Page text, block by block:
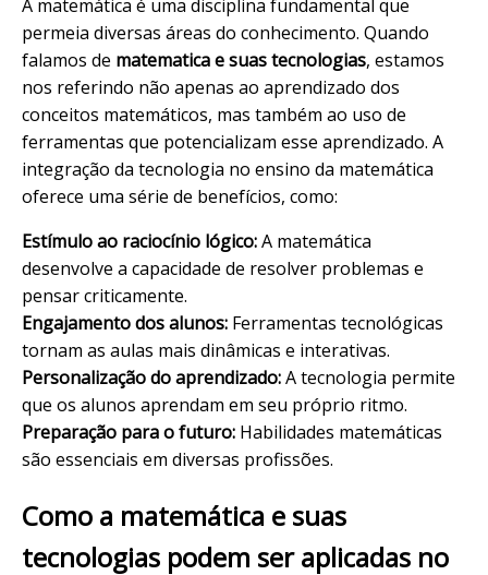
A matemática é uma disciplina fundamental que
permeia diversas áreas do conhecimento. Quando
falamos de matematica e suas tecnologias, estamos
nos referindo não apenas ao aprendizado dos
conceitos matemáticos, mas também ao uso de
ferramentas que potencializam esse aprendizado. A
integração da tecnologia no ensino da matemática
oferece uma série de benefícios, como:
Estímulo ao raciocínio lógico:A matemática
desenvolve a capacidade de resolver problemas e
pensar criticamente.
Engajamento dos alunos: Ferramentas tecnológicas
tornam as aulas mais dinâmicas e interativas.
Personalização do aprendizado:A tecnologia permite
que os alunos aprendam em seu próprio ritmo.
Preparação para o futuro: Habilidades matemáticas
são essenciais em diversas profissões.
Como a matemática e suas
tecnologias podem ser aplicadas no